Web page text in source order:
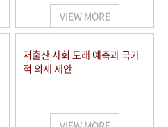
VIEW MORE
저출산 사회 도래 예측과 국가
적 의제 제안